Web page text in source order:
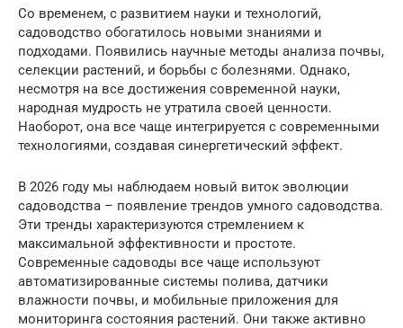
Со временем, с развитием науки и технологий,
садоводство обогатилось новыми знаниями и
подходами. Появились научные методы анализа почвы,
селекции растений, и борьбы с болезнями. Однако,
несмотря на все достижения современной науки,
народная мудрость не утратила своей ценности.
Наоборот, она все чаще интегрируется с современными
технологиями, создавая синергетический эффект.
В 2026 году мы наблюдаем новый виток эволюции
садоводства – появление трендов умного садоводства.
Эти тренды характеризуются стремлением к
максимальной эффективности и простоте.
Современные садоводы все чаще используют
автоматизированные системы полива, датчики
влажности почвы, и мобильные приложения для
мониторинга состояния растений. Они также активно